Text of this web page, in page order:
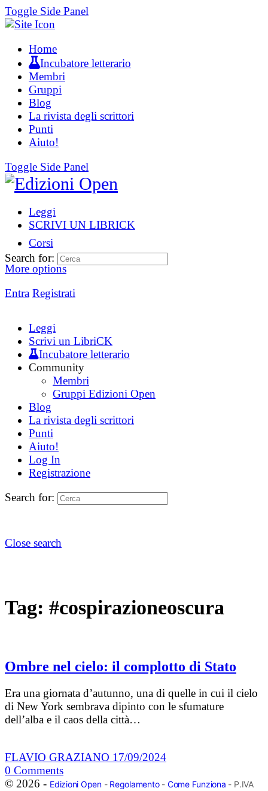
Toggle Side Panel
Home
Incubatore letterario
Membri
Gruppi
Blog
La rivista degli scrittori
Punti
Aiuto!
Toggle Side Panel
Leggi
SCRIVI UN LIBRICK
Corsi
More options
Entra Registrati
Search for:
Leggi
Scrivi un LibriCK
Incubatore letterario
Community
Membri
Gruppi Edizioni Open
Blog
La rivista degli scrittori
Punti
Aiuto!
Log In
Registrazione
Search for:
Close search
Tag: #cospirazioneoscura
Ombre nel cielo: il complotto di Stato
Era una giornata d’autunno, una di quelle in cui il cielo
di New York sembrava dipinto con le sfumature
dell’alba e il caos della città…
FLAVIO GRAZIANO 17/09/2024
0 Comments
© 2026 - Edizioni Open- Regolamento- Come Funziona - P.IVA